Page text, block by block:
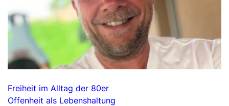
Freiheit im Alltag der 80er
Offenheit als Lebenshaltung